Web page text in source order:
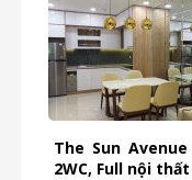
The Sun
2WC, Full nội